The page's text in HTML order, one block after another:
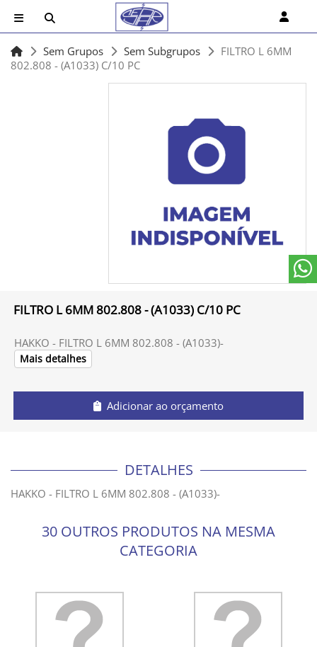
Sem Grupos Sem Subgrupos
FILTRO L 6MM
802.808 - (A1033) C/10 PC
FILTRO L 6MM 802.808 - (A1033) C/10 PC
HAKKO - FILTRO L 6MM 802.808 - (A1033)-
Mais detalhes
Adicionar ao orçamento
DETALHES
HAKKO - FILTRO L 6MM 802.808 - (A1033)-
30 OUTROS PRODUTOS NA MESMA
CATEGORIA